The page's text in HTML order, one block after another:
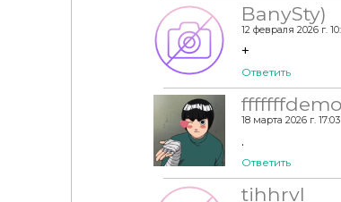
BanySty)
12 февраля 2026 г.
+
Ответить
18 марта 2026 г. 17:03
.
Ответить
tihhrvl